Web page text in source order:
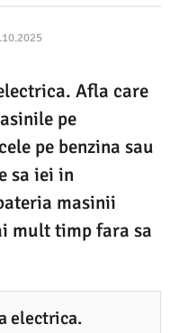
1
.
2
0
2
Afla care
pe
pe benzina sau
sa iei in
masinii
mult timp fara sa
electrica.